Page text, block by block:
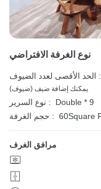
نوع الغرفة الافتراضي
الحد الأقصى لعدد الضيوف :
يمكنك إضافة ضيف (ضيوف)
نوع السرير :
Double * 9
حجم الغرفة : 60Square
مرافق الغرف